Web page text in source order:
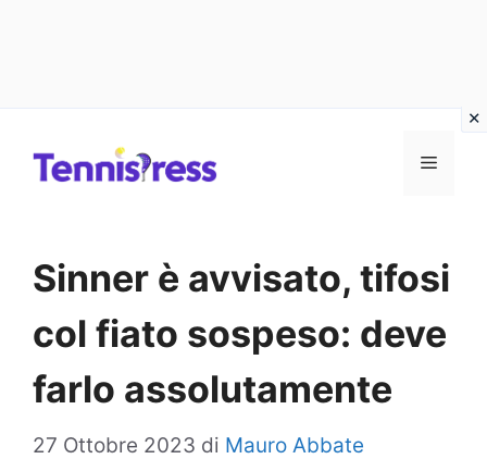
MENU
Sinner è avvisato, tifosi
col fiato sospeso: deve
farlo assolutamente
27 Ottobre 2023 di Mauro Abbate